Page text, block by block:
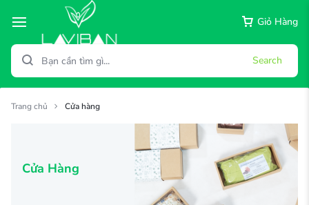
Giỏ Hàng
Search
Trang chủ Cửa hàng
Cửa Hàng